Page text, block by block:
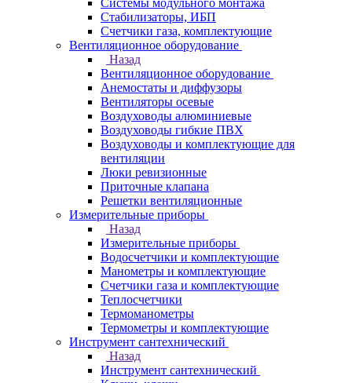
Системы модульного монтажа
Стабилизаторы, ИБП
Счетчики газа, комплектующие
Вентиляционное оборудование
Назад
Вентиляционное оборудование
Анемостаты и диффузоры
Вентиляторы осевые
Воздуховоды алюминиевые
Воздуховоды гибкие ПВХ
Воздуховоды и комплектующие для
вентиляции
Люки ревизионные
Приточные клапана
Решетки вентиляционные
Измерительные приборы
Назад
Измерительные приборы
Водосчетчики и комплектующие
Манометры и комплектующие
Счетчики газа и комплектующие
Теплосчетчики
Термоманометры
Термометры и комплектующие
Инструмент сантехнический
Назад
Инструмент сантехнический